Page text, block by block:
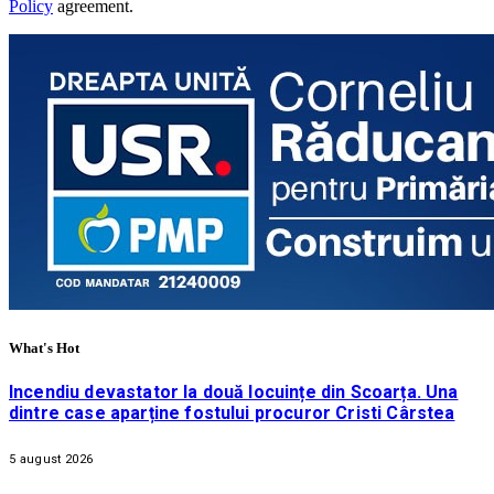
Policy agreement.
What's Hot
Incendiu devastator la două locuințe din Scoarța. Una
dintre case aparține fostului procuror Cristi Cârstea
5 august 2026